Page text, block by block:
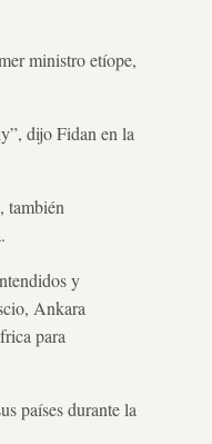
ministro etíope,
dijo Fidan en la
, también
y
Ankara
para
países durante la